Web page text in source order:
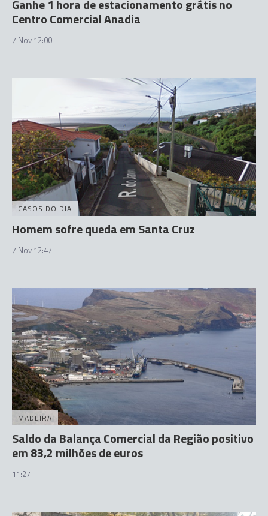
Ganhe 1 hora de estacionamento grátis no
Centro Comercial Anadia
7 Nov 12:00
CASOS DO DIA
Homem sofre queda em Santa Cruz
7 Nov 12:47
MADEIRA
Saldo da Balança Comercial da Região positivo
em 83,2 milhões de euros
11:27